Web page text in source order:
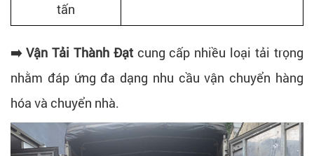
tấn
➡️ Vận Tải Thành Đạtcung cấp nhiều loại tải trọng
nhằm đáp ứng đa dạng nhu cầu vận chuyển hàng
hóa và chuyển nhà.